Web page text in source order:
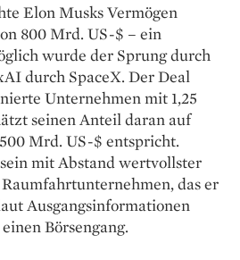
Elon Musks Vermögen
800 Mrd. US-$ – ein
wurde der Sprung durch
durch SpaceX. Der Deal
Unternehmen mit 1,25
seinen Anteil daran auf
Mrd. US-$ entspricht.
mit Abstand wertvollster
das er
Ausgangsinformationen
Börsengang.